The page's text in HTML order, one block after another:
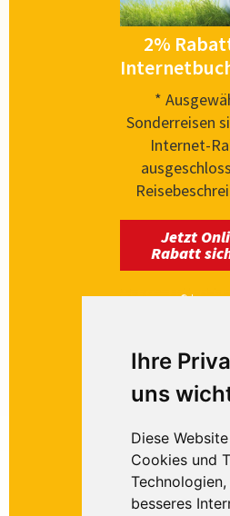
Ihre
uns
Diese
Cookies und
besseres
2%
*
Sonderreisen
Internet-
Jetzt
Rabatt
©
Newsletter
und